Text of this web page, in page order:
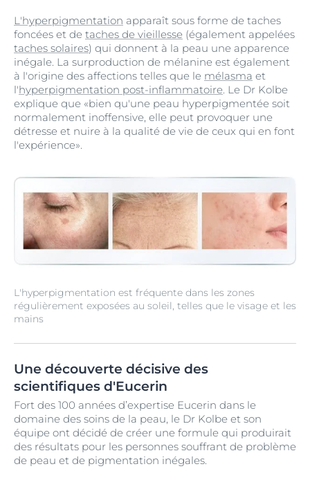
L'hyperpigmentation apparaît sous forme de taches
foncées et de taches de vieillesse (également appelées
taches solaires) qui donnent à la peau une apparence
inégale. La surproduction de mélanine est également
à l'origine des affections telles que le mélasma et
l'hyperpigmentation post-inflammatoire. Le Dr Kolbe
explique que «bien qu'une peau hyperpigmentée soit
normalement inoffensive, elle peut provoquer une
détresse et nuire à la qualité de vie de ceux qui en font
l'expérience».
L'hyperpigmentation est fréquente dans les zones
régulièrement exposées au soleil, telles que le visage et les
mains
Une découverte décisive des
scientifiques d'Eucerin
Fort des 100 années d’expertise Eucerin dans le
domaine des soins de la peau, le Dr Kolbe et son
équipe ont décidé de créer une formule qui produirait
des résultats pour les personnes souffrant de problème
de peau et de pigmentation inégales.